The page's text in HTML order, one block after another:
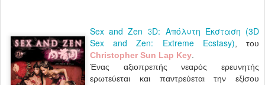
Sex and Zen 3D: Απόλυτη Έκσταση (3D
Sex and Zen: Extreme Ecstasy) , του
Christopher Sun Lap Key
Ένας αξιοπρεπής νεαρός ερευνητής
ερωτεύεται και παντρεύεται την εξίσου